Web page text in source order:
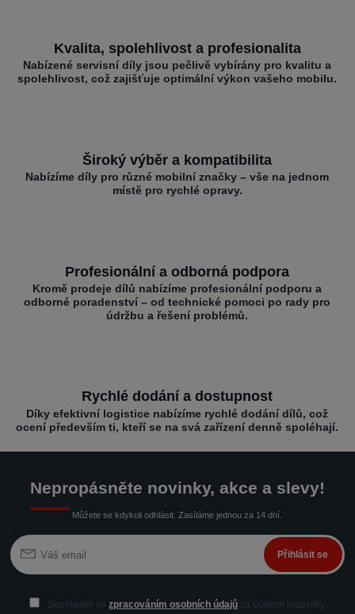
Kvalita, spolehlivost a profesionalita
Nabízené servisní díly jsou pečlivě vybírány pro kvalitu a
spolehlivost, což zajišťuje optimální výkon vašeho mobilu.
Široký výběr a kompatibilita
Nabízíme díly pro různé mobilní značky – vše na jednom
místě pro rychlé opravy.
Profesionální a odborná podpora
Kromě prodeje dílů nabízíme profesionální podporu a
odborné poradenství – od technické pomoci po rady pro
údržbu a řešení problémů.
Rychlé dodání a dostupnost
Díky efektivní logistice nabízíme rychlé dodání dílů, což
ocení především ti, kteří se na svá zařízení denně spoléhají.
Nepropásněte novinky, akce a slevy!
Můžete se kdykoli odhlásit. Zasíláme jednou za 14 dní.
Přihlásit se
Souhlasím sezpracováním osobních údajů za účelem rozesílky